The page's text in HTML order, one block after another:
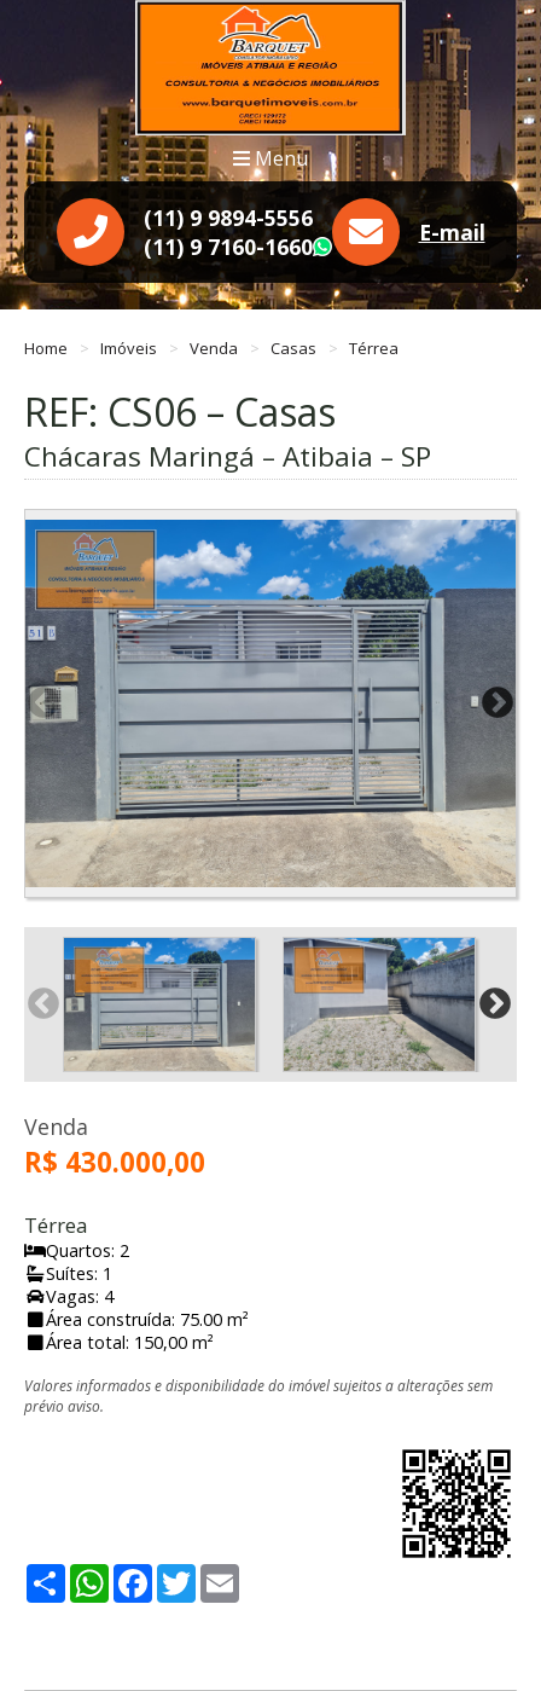
Menu
(11) 9 9894-5556
(11) 9 7160-1660
WhatsApp
E-mail
Home Imóveis Venda Casas Térrea
REF: CS06 – Casas
Chácaras Maringá – Atibaia – SP
Venda
R$ 430.000,00
Térrea
Quartos: 2
Suítes: 1
Vagas: 4
Área construída: 75.00 m²
Área total: 150,00 m²
Valores informados e disponibilidade do imóvel sujeitos a alterações sem
prévio aviso.
ShareWhatsApp
Facebook
Twitter